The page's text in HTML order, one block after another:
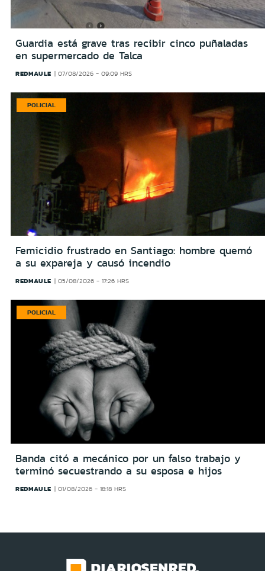
Guardia está grave tras recibir cinco puñaladas
en supermercado de Talca
REDMAULE 07/08/2026 - 09:09 HRS
POLICIAL
Femicidio frustrado en Santiago: hombre quemó
a su expareja y causó incendio
REDMAULE 05/08/2026 - 17:26 HRS
POLICIAL
Banda citó a mecánico por un falso trabajo y
terminó secuestrando a su esposa e hijos
REDMAULE 01/08/2026 - 18:18 HRS